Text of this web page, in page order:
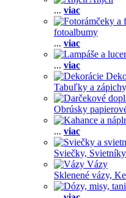
... viac
fotoalbumy
... viac
... viac
Tabuľky a
Obrúsky
... viac
Sviečky,
Vázy
Sklenené vázy,